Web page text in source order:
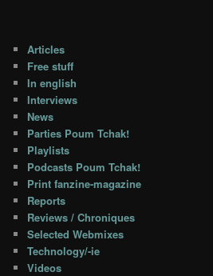
Articles
Free stuff
In english
Interviews
News
Parties Poum Tchak!
Playlists
Podcasts Poum Tchak!
Print fanzine-magazine
Reports
Reviews / Chroniques
Selected Webmixes
Technology/-ie
Videos